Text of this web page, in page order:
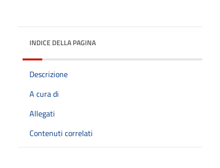
INDICE DELLA PAGINA
Descrizione
A cura di
Allegati
Contenuti correlati